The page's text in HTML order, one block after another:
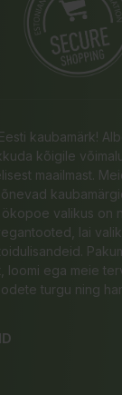
kaubamärk!
kõigile
maailmast.
valikus on
lai
loomi ega meie
turgu ning